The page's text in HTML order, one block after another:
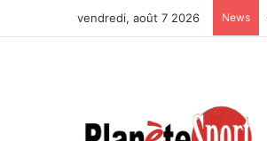
vendredi, août 7 2026 News